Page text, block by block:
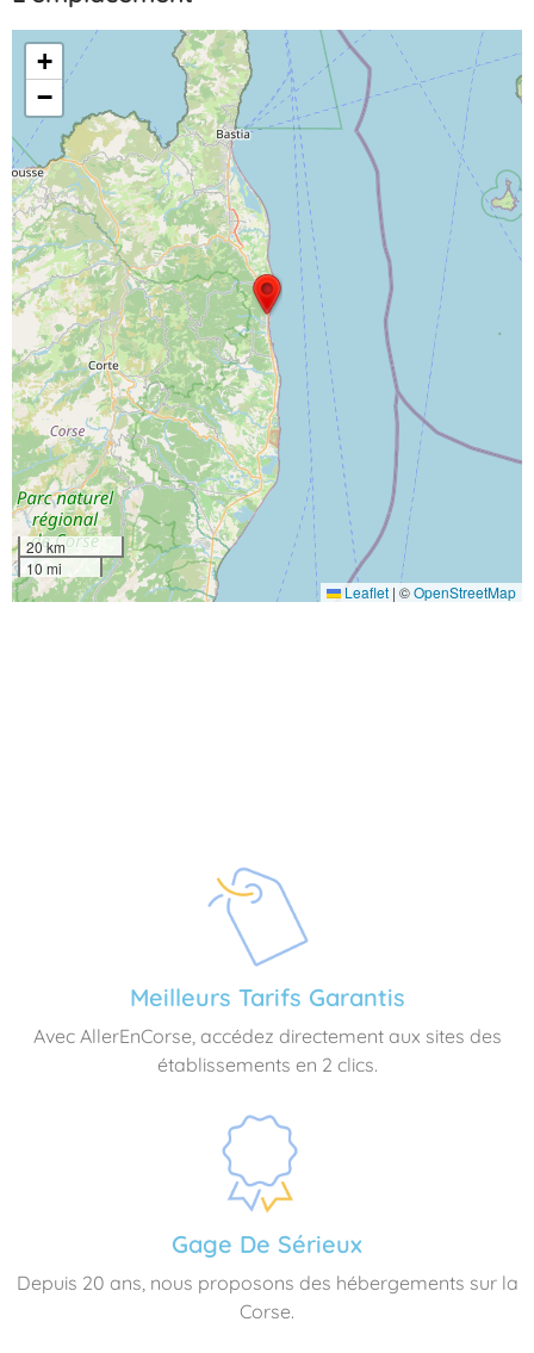
+
−
20 km
10 mi
Leaflet | ©OpenStreetMap
Meilleurs Tarifs Garantis
Avec AllerEnCorse, accédez directement aux sites des
établissements en 2 clics.
Gage De Sérieux
Depuis 20 ans, nous proposons des hébergements sur la
Corse.